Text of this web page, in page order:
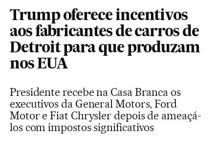
Trump oferece incentivos
aos fabricantes de carros de
Detroit para que produzam
nos EUA
Presidente recebe na Casa Branca os
executivos da General Motors, Ford
Motor e Fiat Chrysler depois de ameaçá-
los com impostos significativos